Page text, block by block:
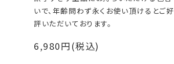
いで、年齢問わず永くお使い頂けるとご好
評いただいております。
6,980円(税込)